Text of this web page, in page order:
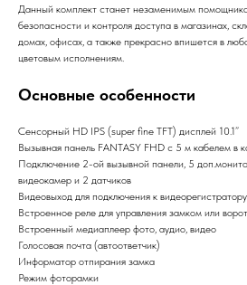
Данный комплект станет незаменимым
безопасности и контроля доступа в магазинах,
домах, офисах, а также прекрасно впишется в
цветовым исполнениям.
Основные особенности
Сенcорный HD IPS (super fine TFT) дисплей 10.1”
Вызывная панель FANTASY FHD c 5 м кабелем в
Подключение 2-ой вызывной панели, 5
видеокамер и 2 датчиков
Видеовыход для подключения к видеорегистратору
Встроенное реле для управления замком или
Встроенный медиаплеер фото, аудио, видео
Голосовая почта (автоответчик)
Информатор отпирания замка
Режим фоторамки